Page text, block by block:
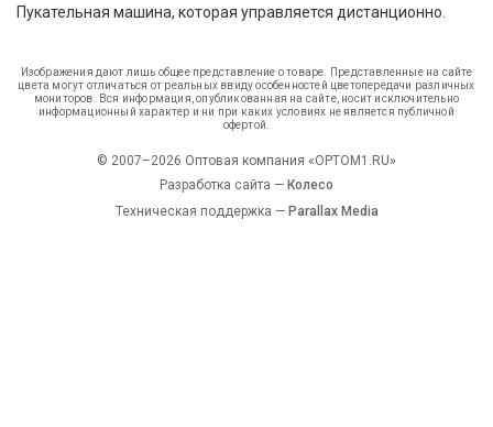
Пукательная машина, которая управляется дистанционно.
Изображения дают лишь общее представление о товаре. Представленные на сайте
цвета могут отличаться от реальных ввиду особенностей цветопередачи различных
мониторов. Вся информация, опубликованная на сайте, носит исключительно
информационный характер и ни при каких условиях не является публичной
офертой.
© 2007–2026 Оптовая компания «OPTOM1.RU»
Разработка сайта — Колесо
Техническая поддержка — Parallax Media